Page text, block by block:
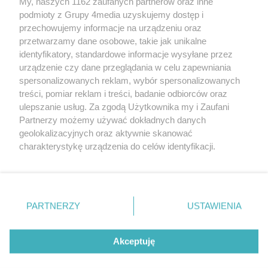
Redakcja Reklama Prywatność
Praca Łódź
the:protocol
Facebook.com
Youtube.com
podmioty z Grupy 4media uzyskujemy dostęp i
przechowujemy informacje na urządzeniu oraz
przetwarzamy dane osobowe, takie jak unikalne
identyfikatory, standardowe informacje wysyłane przez
urządzenie czy dane przeglądania w celu zapewniania
spersonalizowanych reklam, wybór spersonalizowanych
treści, pomiar reklam i treści, badanie odbiorców oraz
ulepszanie usług. Za zgodą Użytkownika my i Zaufani
Partnerzy możemy używać dokładnych danych
geolokalizacyjnych oraz aktywnie skanować
charakterystykę urządzenia do celów identyfikacji.
zmienić/wycofać klikając przycisk ustawień prywatności
znajdujący się w lewym dolnym rogu strony
. Niektóre
użytkownika, ale masz prawo sprzeciwić się takiemu
przetwarzaniu. Preferencje będą miały zastosowania tylko
PARTNERZY USTAWIENIA
Akceptuję